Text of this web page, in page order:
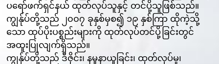
ပရော်ဖက်ရှင်နယ် ထုတ်လုပ်သူနှင့် တင်ပို့သူဖြစ်သည်။
ကျွန်ုပ်တို့သည် ၂၀၀၇ ခုနှစ်မှစ၍ ၁၉ နှစ်ကြာ ထိုကဲ့သို့
သော ထုပ်ပိုးပစ္စည်းများကို ထုတ်လုပ်တင်ပို့ခြင်းတွင်
အထူးပြုလျက်ရှိသည်။
ကျွန်ုပ်တို့သည် ဒီဇိုင်း၊ နမူနာယူခြင်း၊ ထုတ်လုပ်မှု၊